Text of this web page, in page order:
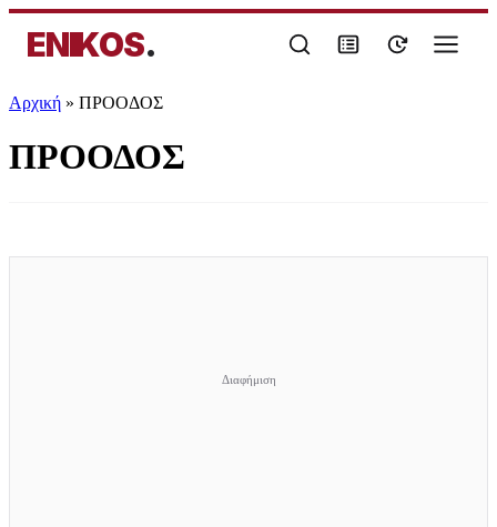
ENIKOS.
Αρχική » ΠΡΟΟΔΟΣ
ΠΡΟΟΔΟΣ